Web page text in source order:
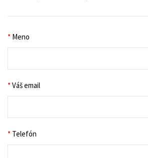
* Meno
*Váš email
* Telefón